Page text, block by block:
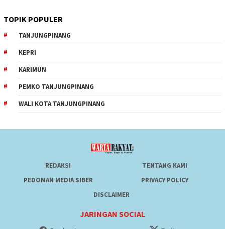
TOPIK POPULER
TANJUNGPINANG
KEPRI
KARIMUN
PEMKO TANJUNGPINANG
WALI KOTA TANJUNGPINANG
REDAKSI
TENTANG KAMI
PEDOMAN MEDIA SIBER
PRIVACY POLICY
DISCLAIMER
JARINGAN SOCIAL